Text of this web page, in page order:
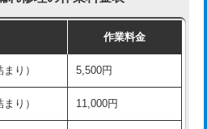
戻し作
11,000円~
まで） 55,000円
事/3ｍ超
+11,000円
ラップ
22,000円+材料費
作業料金
り） 5,500円
り） 11,000円